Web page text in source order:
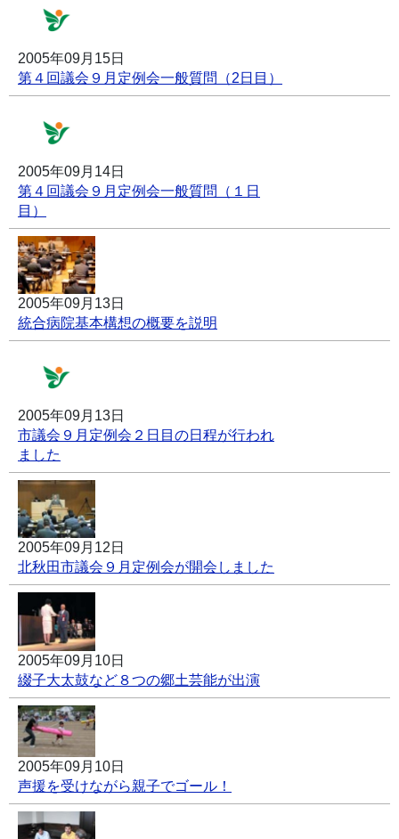
2005年09月15日
第４回議会９月定例会一般質問（2日目）
2005年09月14日
第４回議会９月定例会一般質問（１日
目）
2005年09月13日
統合病院基本構想の概要を説明
2005年09月13日
市議会９月定例会２日目の日程が行われ
ました
2005年09月12日
北秋田市議会９月定例会が開会しました
2005年09月10日
綴子大太鼓など８つの郷土芸能が出演
2005年09月10日
声援を受けながら親子でゴール！